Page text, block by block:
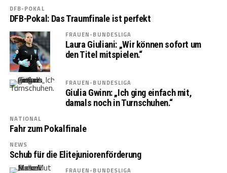
DFB-POKAL
DFB-Pokal: Das Traumfinale ist perfekt
FRAUEN-BUNDESLIGA
Laura Giuliani: „Wir können sofort um
den Titel mitspielen.“
FRAUEN-BUNDESLIGA
Giulia Gwinn: „Ich ging einfach mit,
damals noch in Turnschuhen.“
NATIONAL
Fahr zum Pokalfinale
NEWS
Schub für die Elitejuniorenförderung
FRAUEN-BUNDESLIGA